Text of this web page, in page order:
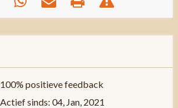
100% positieve feedback
Actief sinds: 04, Jan, 2021